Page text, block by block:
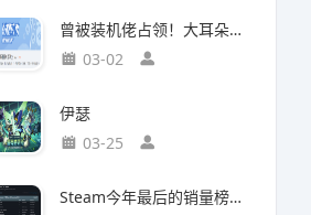
曾被装机佬占领！大耳朵图图贴吧重归故主
03-02
伊瑟
03-25
Steam今年最后的销量榜！最后赢家不是《光与影：33号远征队》